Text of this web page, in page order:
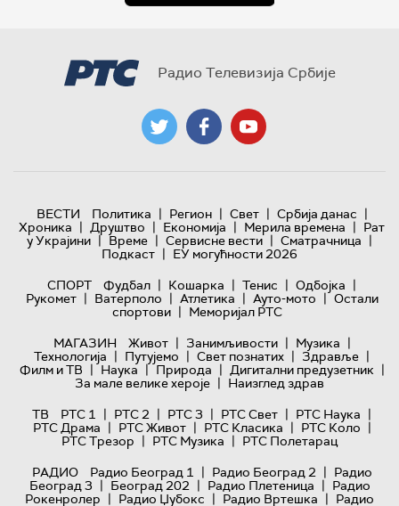
Радио Телевизија Србије
ВЕСТИ Политика | Регион | Свет | Србија данас |
Хроника | Друштво | Економија | Мерила времена | Рат
у Украјини | Време | Сервисне вести | Сматрачница |
Подкаст | ЕУ могућности 2026
СПОРТ
Фудбал | Кошарка | Тенис | Одбојка |
Рукомет | Ватерполо | Атлетика | Ауто-мото | Остали
спортови | Меморијал РТС
МАГАЗИН
Живот | Занимљивости | Музика |
Технологијa | Путујемо | Свет познатих | Здравље |
Филм и ТВ | Наука | Природа | Дигитални предузетник |
За мале велике хероје | Наизглед здрав
ТВ
РТС 1 | РТС 2 | РТС 3 | РТС Свет | РТС Наука |
РТС Драма | РТС Живот | РТС Класика | РТС Коло |
РТС Трезор | РТС Музика | РТС Полетарац
РАДИО
Радио Београд 1 | Радио Београд 2 | Радио
Београд 3 | Београд 202 | Радио Плетеница | Радио
Рокенролер | Радио Џубокс | Радио Вртешка | Радио